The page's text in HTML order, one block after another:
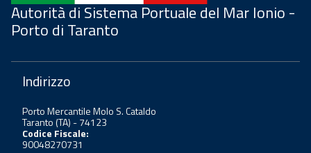
Autorità di Sistema Portuale del Mar Ionio -
Porto di Taranto
Indirizzo
Porto Mercantile Molo S. Cataldo
Taranto (TA) - 74123
Codice Fiscale:
90048270731